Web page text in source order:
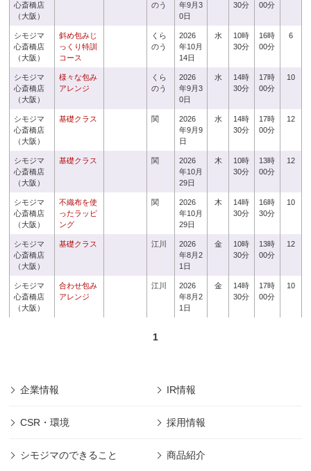
心斎橋店
（大阪）
のう
年9月3
0日
30分
00分
シモジマ
心斎橋店
（大阪）
斜め包みじ
っくり特訓
コース
くら
のう
2026
年10月
14日
水
10時
30分
16時
00分
6
シモジマ
心斎橋店
（大阪）
様々な包み
アレンジ
くら
のう
2026
年9月3
0日
水
14時
30分
17時
00分
10
シモジマ
心斎橋店
（大阪）
基礎クラス 関
2026
年9月9
日
水
14時
30分
17時
00分
12
シモジマ
心斎橋店
（大阪）
基礎クラス 関
2026
年10月
29日
木
10時
30分
13時
00分
12
シモジマ
心斎橋店
（大阪）
不織布を使
ったラッピ
ング
関
2026
年10月
29日
木
14時
30分
16時
30分
10
シモジマ
心斎橋店
（大阪）
基礎クラス 江川
2026
年8月2
1日
金
10時
30分
13時
00分
12
シモジマ
心斎橋店
（大阪）
合わせ包み
アレンジ
江川
2026
年8月2
1日
金
14時
30分
17時
00分
10
1
企業情報 IR情報
CSR・環境 採用情報
シモジマのできること 商品紹介